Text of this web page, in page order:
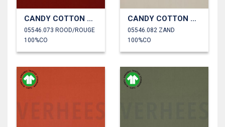
CANDY COTTON GOTS
05546.073 ROOD/ROUGE
100%CO
CANDY COTTON GOTS
05546.082 ZAND
100%CO